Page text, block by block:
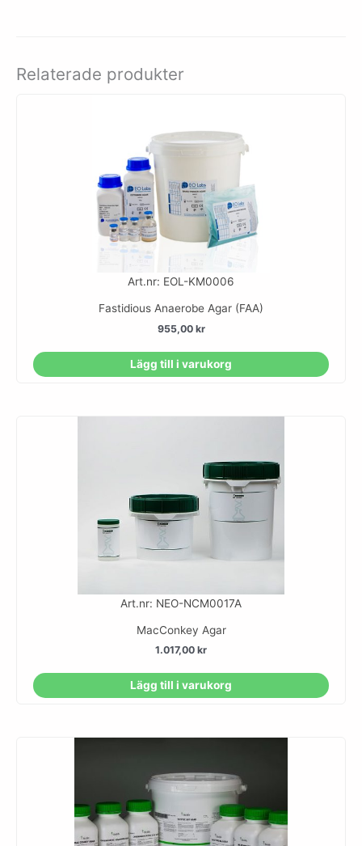
Relaterade produkter
Art.nr: EOL-KM0006
Fastidious Anaerobe Agar (FAA)
955,00 kr
Lägg till i varukorg
Art.nr: NEO-NCM0017A
MacConkey Agar
1.017,00 kr
Lägg till i varukorg